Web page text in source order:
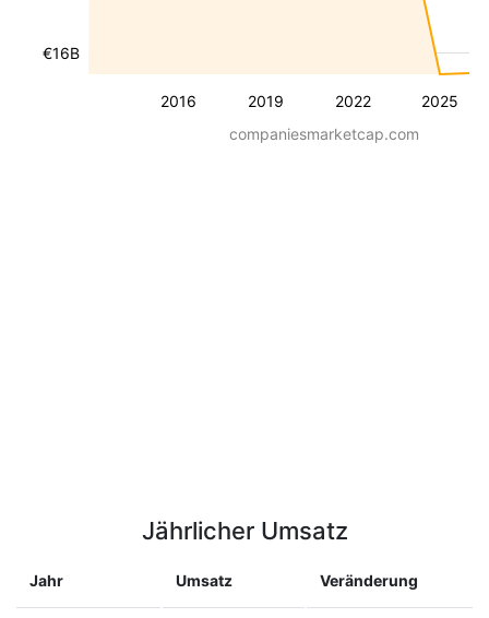
2016 2019 2022 2025
€16B
companiesmarketcap.com
Jährlicher Umsatz
Jahr Umsatz Veränderung